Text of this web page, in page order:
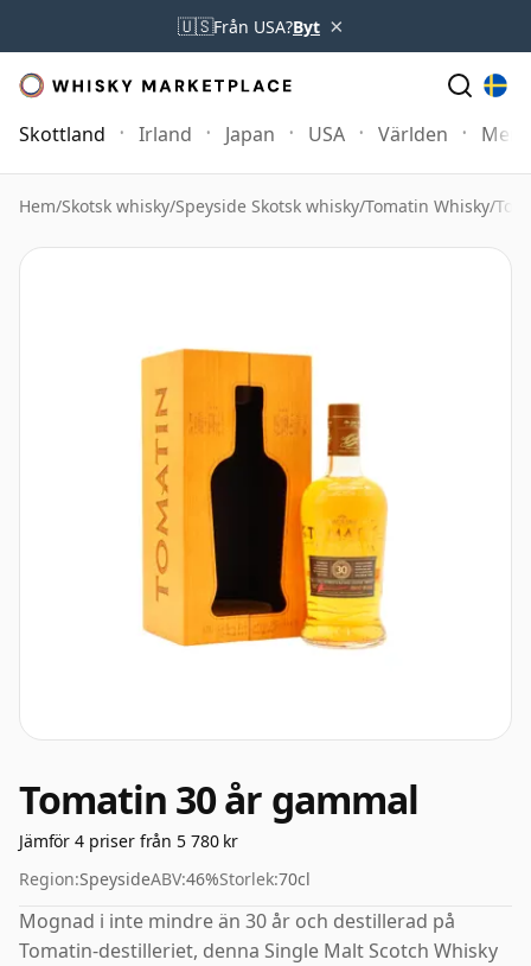
🇺🇸Från USA?Byt ×
Skottland Irland Japan USA Världen Mer
Hem/Skotsk whisky/Speyside Skotsk whisky/Tomatin Whisky/
Tomatin 30 år gammal
Jämför 4 priser från 5 780 kr
Region:SpeysideABV:46%Storlek:70cl
Mognad i inte mindre än 30 år och destillerad på
Tomatin-destilleriet, denna Single Malt Scotch Whisky